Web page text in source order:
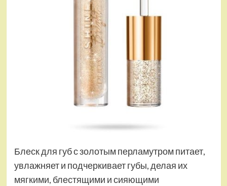
Блеск для губ с золотым перламутром питает,
увлажняет и подчеркивает губы, делая их
мягкими, блестящими и сияющими